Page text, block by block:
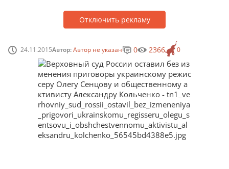
Отключить рекламу
24.11.2015Автор:Автор не указан 0
0 2366